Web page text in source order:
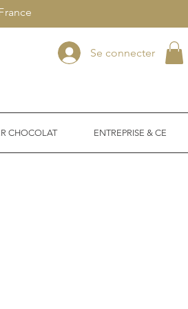
Se connecter
CHOCOLAT ENTREPRISE & CE